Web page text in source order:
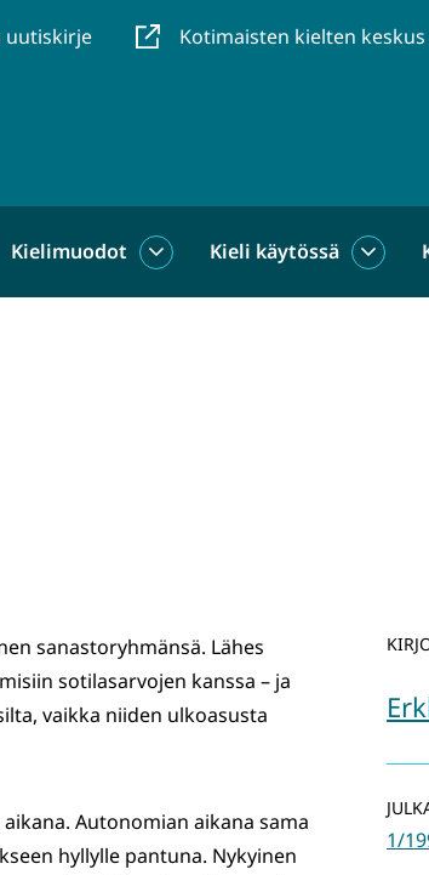
uutiskirje Kotimaisten kielten keskus
Kielimuodot
KielimuodotKieli käytössä
Kieli
1/
sanastoryhmänsä. Lähes
sotilasarvojen kanssa – ja
vaikka niiden ulkoasusta
Autonomian aikana sama
hyllylle pantuna. Nykyinen